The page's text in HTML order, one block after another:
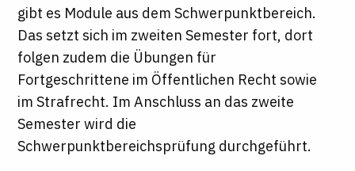
gibt es Module aus dem Schwerpunktbereich.
Das setzt sich im zweiten Semester fort, dort
folgen zudem die Übungen für
Fortgeschrittene im Öffentlichen Recht sowie
im Strafrecht. Im Anschluss an das zweite
Semester wird die
Schwerpunktbereichsprüfung durchgeführt.